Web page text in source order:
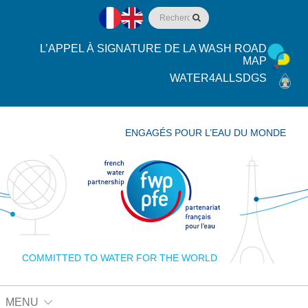
L’APPEL À SIGNATURE DE LA WASH ROAD
MAP
WATER4ALLSDGS
COMMITTED TO WATER FOR THE WORLD
ENGAGÉS POUR L’EAU DU MONDE
MENU